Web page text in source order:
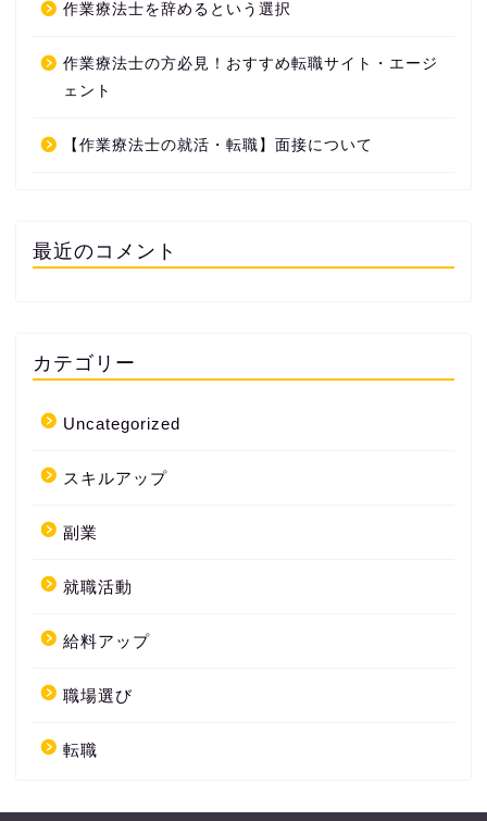
作業療法士を辞めるという選択
作業療法士の方必見！おすすめ転職サイト・エージ
ェント
【作業療法士の就活・転職】面接について
最近のコメント
カテゴリー
Uncategorized
スキルアップ
副業
就職活動
給料アップ
職場選び
転職